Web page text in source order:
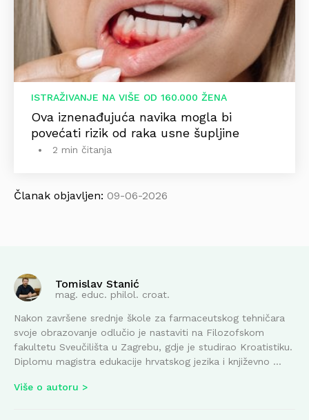
ISTRAŽIVANJE NA VIŠE OD 160.000 ŽENA
Ova iznenađujuća navika mogla bi
povećati rizik od raka usne šupljine
2 min čitanja
Članak objavljen: 09-06-2026
Tomislav Stanić
mag. educ. philol. croat.
Nakon završene srednje škole za farmaceutskog tehničara
svoje obrazovanje odlučio je nastaviti na Filozofskom
fakultetu Sveučilišta u Zagrebu, gdje je studirao Kroatistiku.
Diplomu magistra edukacije hrvatskog jezika i književno ...
Više o autoru